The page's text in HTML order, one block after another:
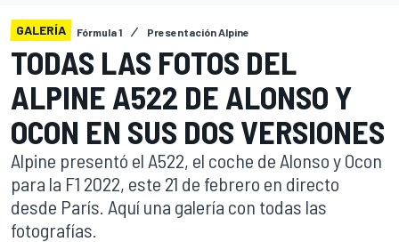
GALERÍA Fórmula 1 Presentación Alpine
TODAS LAS FOTOS DEL
ALPINE A522 DE ALONSO Y
OCON EN SUS DOS VERSIONES
Alpine presentó el A522, el coche de Alonso y Ocon
para la F1 2022, este 21 de febrero en directo
desde París. Aquí una galería con todas las
fotografías.